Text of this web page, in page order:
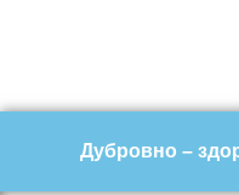
Дубровно –